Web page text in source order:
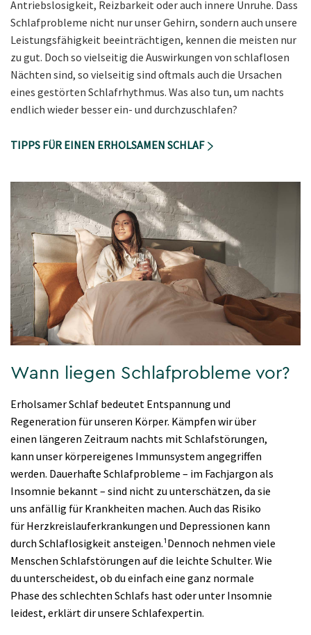
Antriebslosigkeit, Reizbarkeit oder auch innere Unruhe. Dass
Schlafprobleme nicht nur unser Gehirn, sondern auch unsere
Leistungsfähigkeit beeinträchtigen, kennen die meisten nur
zu gut. Doch so vielseitig die Auswirkungen von schlaflosen
Nächten sind, so vielseitig sind oftmals auch die Ursachen
eines gestörten Schlafrhythmus. Was also tun, um nachts
endlich wieder besser ein- und durchzuschlafen?
TIPPS FÜR EINEN ERHOLSAMEN SCHLAF
Wann liegen Schlafprobleme vor?
Erholsamer Schlaf bedeutet Entspannung und
Regeneration für unseren Körper. Kämpfen wir über
einen längeren Zeitraum nachts mit Schlafstörungen,
kann unser körpereigenes Immunsystem angegriffen
werden. Dauerhafte Schlafprobleme – im Fachjargon als
Insomnie bekannt – sind nicht zu unterschätzen, da sie
uns anfällig für Krankheiten machen. Auch das Risiko
für Herzkreislauferkrankungen und Depressionen kann
durch Schlaflosigkeit ansteigen.¹Dennoch nehmen viele
Menschen Schlafstörungen auf die leichte Schulter. Wie
du unterscheidest, ob du einfach eine ganz normale
Phase des schlechten Schlafs hast oder unter Insomnie
leidest, erklärt dir unsere Schlafexpertin.